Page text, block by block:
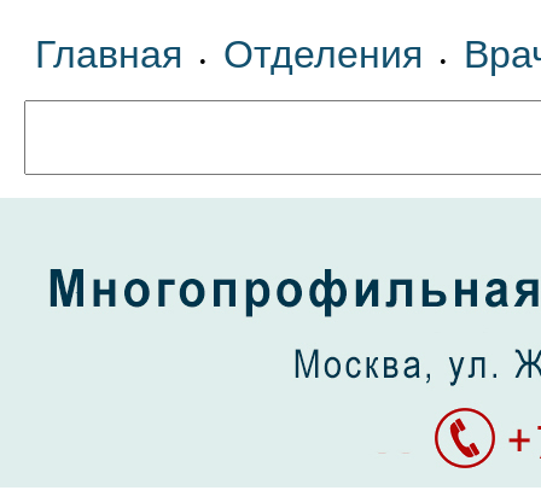
Главная • Отделения •